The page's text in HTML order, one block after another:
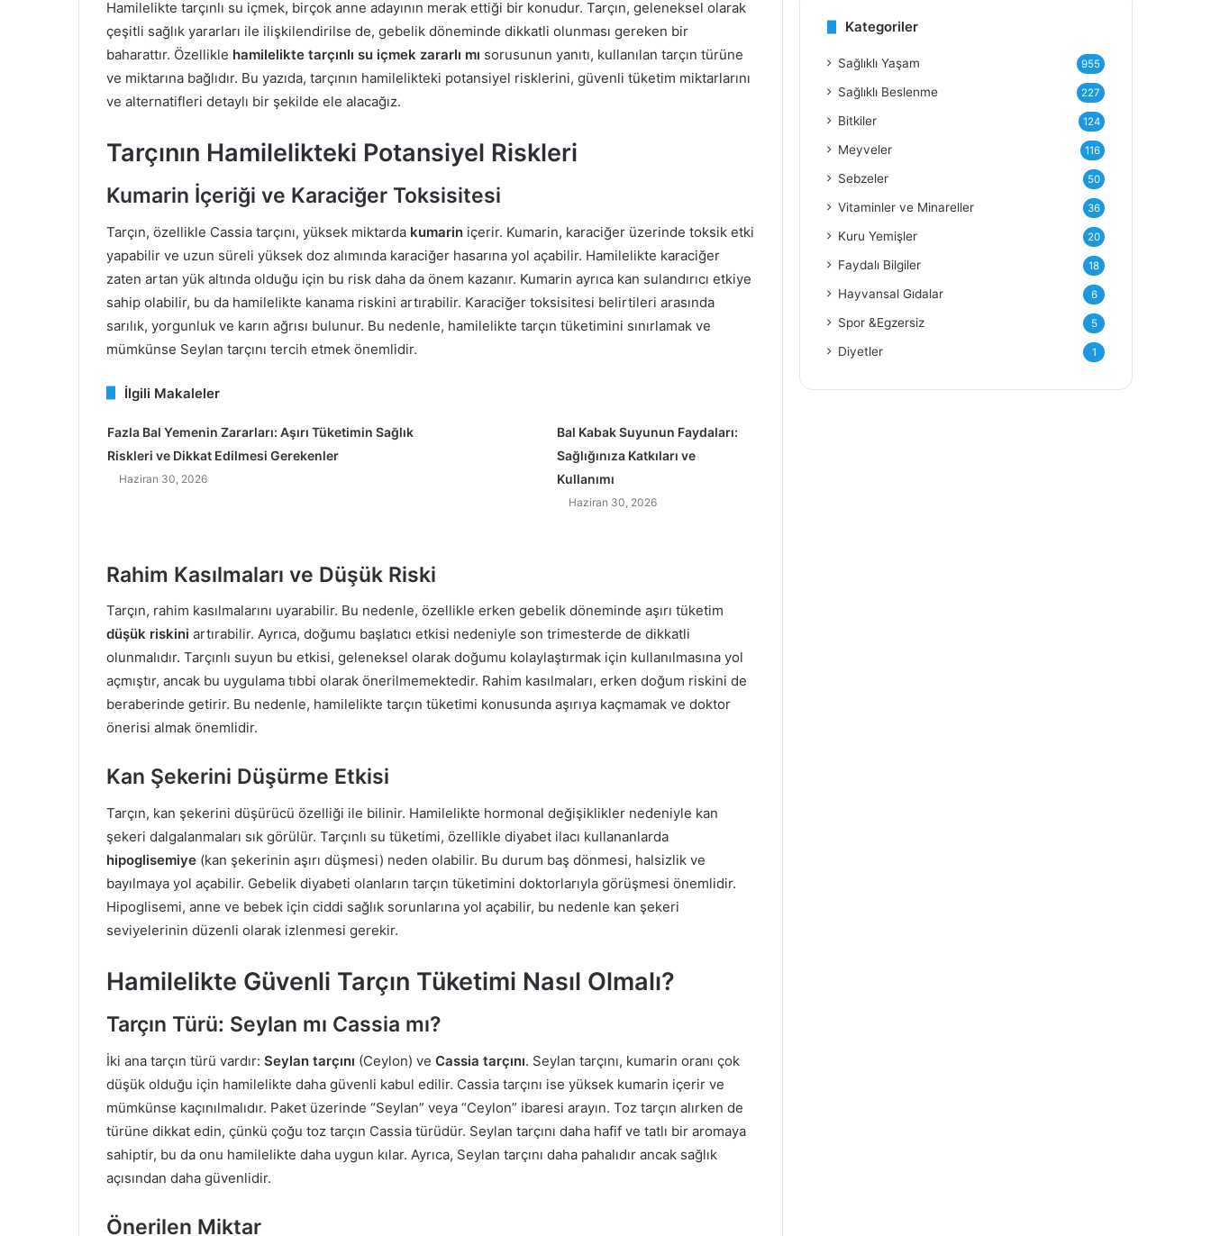
Hamilelikte tarçınlı su içmek, birçok anne adayının merak ettiği bir konudur. Tarçın, geleneksel olarak
çeşitli sağlık yararları ile ilişkilendirilse de, gebelik döneminde dikkatli olunması gereken bir
baharattır. Özellikle hamilelikte tarçınlı su içmek zararlı mı sorusunun yanıtı, kullanılan tarçın türüne
ve miktarına bağlıdır. Bu yazıda, tarçının hamilelikteki potansiyel risklerini, güvenli tüketim miktarlarını
ve alternatifleri detaylı bir şekilde ele alacağız.
Tarçının Hamilelikteki Potansiyel Riskleri
Kumarin İçeriği ve Karaciğer Toksisitesi
Tarçın, özellikle Cassia tarçını, yüksek miktarda kumarin içerir. Kumarin, karaciğer üzerinde toksik etki
yapabilir ve uzun süreli yüksek doz alımında karaciğer hasarına yol açabilir. Hamilelikte karaciğer
zaten artan yük altında olduğu için bu risk daha da önem kazanır. Kumarin ayrıca kan sulandırıcı etkiye
sahip olabilir, bu da hamilelikte kanama riskini artırabilir. Karaciğer toksisitesi belirtileri arasında
sarılık, yorgunluk ve karın ağrısı bulunur. Bu nedenle, hamilelikte tarçın tüketimini sınırlamak ve
mümkünse Seylan tarçını tercih etmek önemlidir.
İlgili Makaleler
Fazla Bal Yemenin Zararları: Aşırı Tüketimin Sağlık
Riskleri ve Dikkat Edilmesi Gerekenler
Haziran 30, 2026
Bal Kabak Suyunun Faydaları:
Sağlığınıza Katkıları ve
Kullanımı
Haziran 30, 2026
Rahim Kasılmaları ve Düşük Riski
Tarçın, rahim kasılmalarını uyarabilir. Bu nedenle, özellikle erken gebelik döneminde aşırı tüketim
düşük riskini artırabilir. Ayrıca, doğumu başlatıcı etkisi nedeniyle son trimesterde de dikkatli
olunmalıdır. Tarçınlı suyun bu etkisi, geleneksel olarak doğumu kolaylaştırmak için kullanılmasına yol
açmıştır, ancak bu uygulama tıbbi olarak önerilmemektedir. Rahim kasılmaları, erken doğum riskini de
beraberinde getirir. Bu nedenle, hamilelikte tarçın tüketimi konusunda aşırıya kaçmamak ve doktor
önerisi almak önemlidir.
Kan Şekerini Düşürme Etkisi
Tarçın, kan şekerini düşürücü özelliği ile bilinir. Hamilelikte hormonal değişiklikler nedeniyle kan
şekeri dalgalanmaları sık görülür. Tarçınlı su tüketimi, özellikle diyabet ilacı kullananlarda
hipoglisemiye (kan şekerinin aşırı düşmesi) neden olabilir. Bu durum baş dönmesi, halsizlik ve
bayılmaya yol açabilir. Gebelik diyabeti olanların tarçın tüketimini doktorlarıyla görüşmesi önemlidir.
Hipoglisemi, anne ve bebek için ciddi sağlık sorunlarına yol açabilir, bu nedenle kan şekeri
seviyelerinin düzenli olarak izlenmesi gerekir.
Hamilelikte Güvenli Tarçın Tüketimi Nasıl Olmalı?
Tarçın Türü: Seylan mı Cassia mı?
İki ana tarçın türü vardır: Seylan tarçını (Ceylon) ve Cassia tarçını. Seylan tarçını, kumarin oranı çok
düşük olduğu için hamilelikte daha güvenli kabul edilir. Cassia tarçını ise yüksek kumarin içerir ve
mümkünse kaçınılmalıdır. Paket üzerinde “Seylan” veya “Ceylon” ibaresi arayın. Toz tarçın alırken de
türüne dikkat edin, çünkü çoğu toz tarçın Cassia türüdür. Seylan tarçını daha hafif ve tatlı bir aromaya
sahiptir, bu da onu hamilelikte daha uygun kılar. Ayrıca, Seylan tarçını daha pahalıdır ancak sağlık
açısından daha güvenlidir.
Önerilen Miktar
e
Kategoriler
Sağlıklı Yaşam 955
Sağlıklı Beslenme 227
Bitkiler 124
Meyveler 116
Sebzeler 50
Vitaminler ve Minareller 36
Kuru Yemişler 20
Faydalı Bilgiler 18
Hayvansal Gıdalar 6
Spor &Egzersiz 5
Diyetler 1